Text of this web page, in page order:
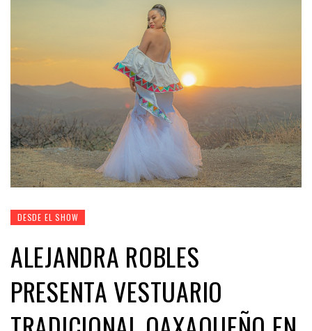
DESDE EL SHOW
ALEJANDRA ROBLES
PRESENTA VESTUARIO